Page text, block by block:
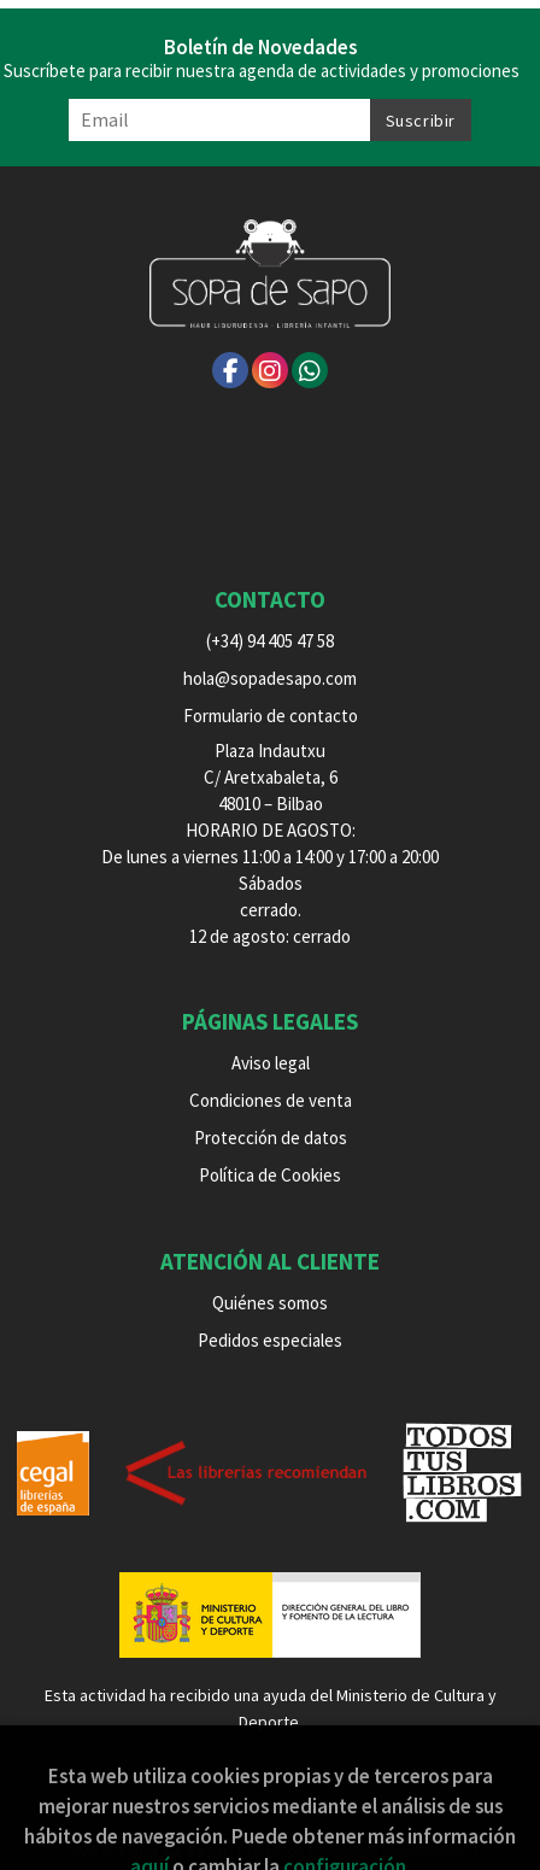
Boletín de Novedades
Suscríbete para recibir nuestra agenda de actividades y promociones
CONTACTO
(+34) 94 405 47 58
hola@sopadesapo.com
Formulario de contacto
Plaza Indautxu
C/ Aretxabaleta, 6
48010 – Bilbao
HORARIO DE AGOSTO:
De lunes a viernes 11:00 a 14:00 y 17:00 a 20:00
Sábados
cerrado.
12 de agosto: cerrado
PÁGINAS LEGALES
Aviso legal
Condiciones de venta
Protección de datos
Política de Cookies
ATENCIÓN AL CLIENTE
Quiénes somos
Pedidos especiales
Esta actividad ha recibido una ayuda del Ministerio de Cultura y
Deporte.
2026 © Sopa de Sapo . Todos los Derechos Reservados |
Esta web utiliza cookies propias y de terceros para
mejorar nuestros servicios mediante el análisis de sus
hábitos de navegación. Puede obtener más información